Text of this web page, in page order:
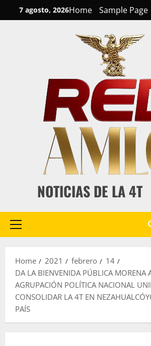
to
7 agosto, 2026Home Sample Page
NOTICIAS DE LA 4T
Primary
Home 2021 febrero
14
DA LA BIENVENIDA PÚBLICA MORENA
AGRUPACIÓN POLÍTICA NACIONAL
CONSOLIDAR LA 4T EN
PAÍS